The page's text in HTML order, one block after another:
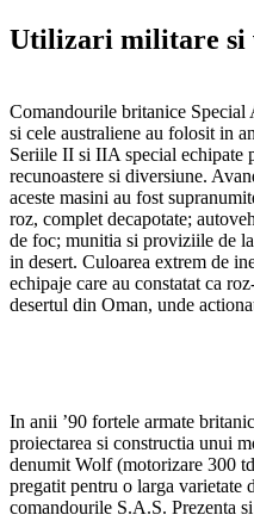
Utilizari militare si
Comandourile britanice
si cele australiene au folosit in
Seriile II si IIA special echipate
recunoastere si diversiune.
aceste masini au fost
roz, complet decapotate;
de foc; munitia si proviziile de
in desert. Culoarea extrem de
echipaje care au constatat ca
desertul din Oman, unde
In anii ’90 fortele armate
proiectarea si constructia unui
denumit Wolf (motorizare 300
pregatit pentru o larga varietate
comandourile S.A.S. Prezenta